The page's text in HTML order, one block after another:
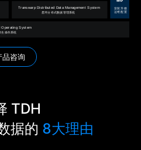
品咨询
TDH
据的 8大理由